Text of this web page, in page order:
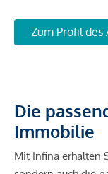
Zum Profil des
Die
Immobilie
Mit Infina erhalten